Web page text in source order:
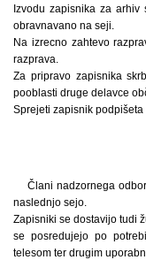
Izvodu zapisnika za
obravnavano na seji.
Na izrecno zahtevo
razprava.
Za pripravo zapisnika
pooblasti druge delavce
Sprejeti zapisnik
Člani nadzornega
naslednjo sejo.
Zapisniki se dostavijo tudi
se posredujejo po
telesom ter drugim